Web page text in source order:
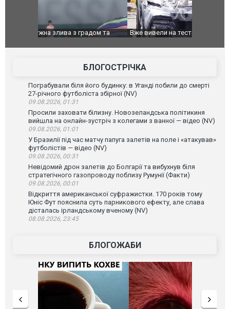
Вже вивели на тести: Ferrari готує оновлення
Вийшов
фільму
БЛОГОСТРІЧКА
Пограбували біля його будинку: в Уганді побили до смерті
27-річного футболіста збірної (NV)
09.08.2026, 01:31
Просили заховати білизну. Новозеландська політикиня
вийшла на онлайн-зустріч з колегами з ванної — відео (NV)
09.08.2026, 01:01
У Бразилії під час матчу папуга залетів на поле і «атакував»
футболістів — відео (NV)
09.08.2026, 00:31
Невідомий дрон залетів до Болгарії та вибухнув біля
стратегічного газопроводу поблизу Румунії (Факти)
09.08.2026, 00:01
Відкриття американської суфражистки. 170 років тому
Юніс Фут пояснила суть парникового ефекту, але слава
дісталась ірландському вченому (NV)
08.08.2026, 23:45
БЛОГОЖАБИ